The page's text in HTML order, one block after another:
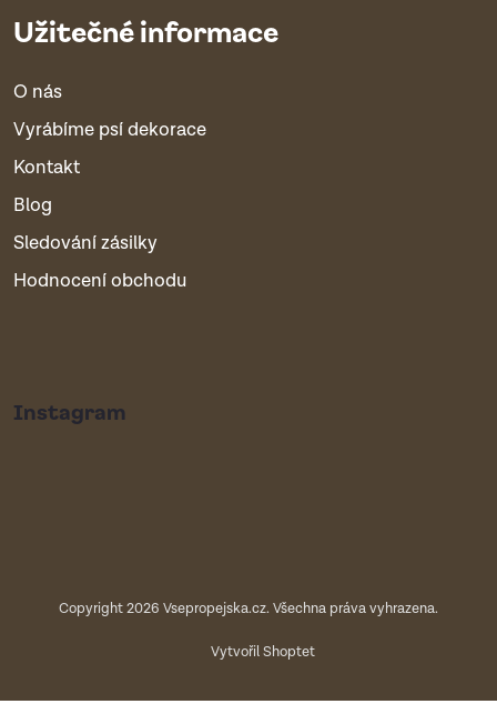
Užitečné informace
O nás
Vyrábíme psí dekorace
Kontakt
Blog
Sledování zásilky
Hodnocení obchodu
Instagram
Vytvořil Shoptet
Copyright 2026 Vsepropejska.cz. Všechna práva vyhrazena.